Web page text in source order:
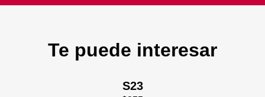
Te puede interesar
S23